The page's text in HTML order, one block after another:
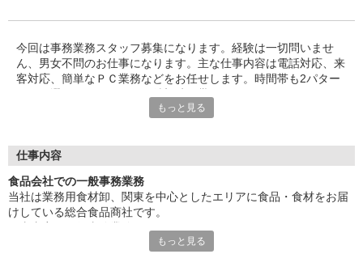
今回は事務業務スタッフ募集になります。経験は一切問いませ
ん、男女不問のお仕事になります。主な仕事内容は電話対応、来
客対応、簡単なＰＣ業務などをお任せします。時間帯も2パター
合った働き方を提案致します。
休みになりますので、家庭との両立も出来ます。和気あいあいと
って取り組むことが出来ます。
もっと見る
仕事内容
食品会社での一般事務業務
当社は業務用食材卸、関東を中心としたエリアに食品・食材をお届
けしている総合食品商社です。
業務内容は電話対応、来客対応、簡単なPC業務、簡単な倉庫内作業
もっと見る